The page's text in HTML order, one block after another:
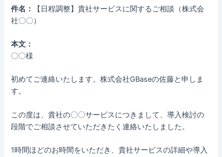
件名：
【日程調整】貴社サービスに関するご相談（株式会
社〇〇）
本文：
〇〇様
初めてご連絡いたします。株式会社GBaseの佐藤と申しま
す。
この度は、貴社の〇〇サービスにつきまして、導入検討の
段階でご相談させていただきたく連絡いたしました。
1時間ほどのお時間をいただき、貴社サービスの詳細や導入